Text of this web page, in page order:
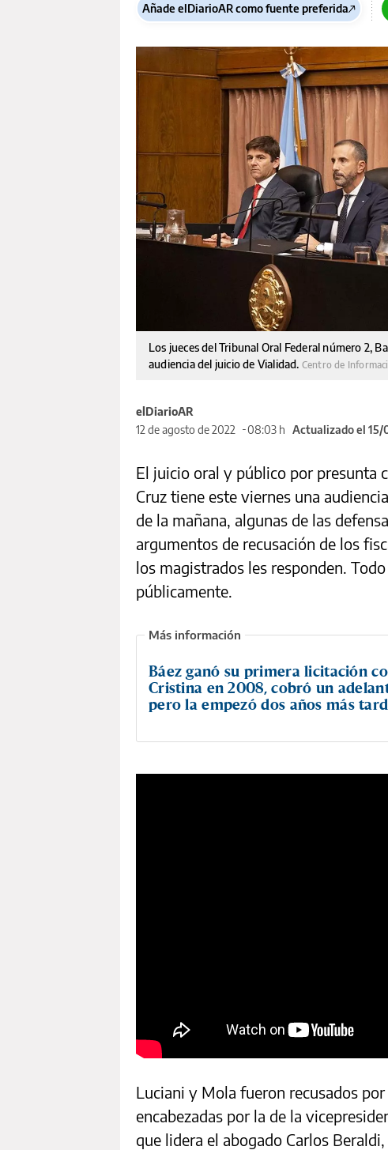
Añade elDiarioAR como fuente preferida
Los jueces del Tribunal Oral Federal número 2,
audiencia del juicio de Vialidad. Centro de
elDiarioAR
12 de agosto de 2022
08:03 h Actualizado el 15/
El juicio oral y público por presunta
Cruz tiene este viernes una
de la mañana, algunas de las
argumentos de recusación de los
los magistrados les responden.
públicamente.
Báez ganó su primera licitación
Cristina en 2008, cobró un
pero la empezó dos años más
Luciani y Mola fueron recusados
encabezadas por la de la
que lidera el abogado Carlos